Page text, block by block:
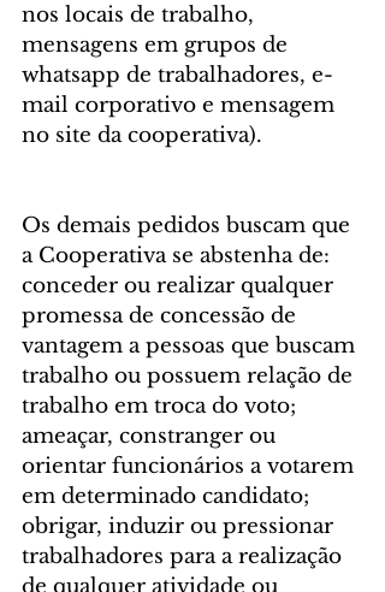
nos locais de trabalho,
mensagens em grupos de
whatsapp de trabalhadores, e-
mail corporativo e mensagem
no site da cooperativa).
Os demais pedidos buscam que
a Cooperativa se abstenha de:
conceder ou realizar qualquer
promessa de concessão de
vantagem a pessoas que buscam
trabalho ou possuem relação de
trabalho em troca do voto;
ameaçar, constranger ou
orientar funcionários a votarem
em determinado candidato;
obrigar, induzir ou pressionar
trabalhadores para a realização